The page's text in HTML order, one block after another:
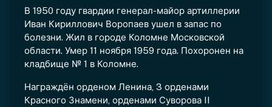
В 1950 году гвардии генерал-майор артиллерии
Иван Кириллович Воропаев ушел в запас по
болезни. Жил в городе Коломне Московской
области. Умер 11 ноября 1959 года. Похоронен на
кладбище № 1 в Коломне.
Награждён орденом Ленина, 3 орденами
Красного Знамени, орденами Суворова II